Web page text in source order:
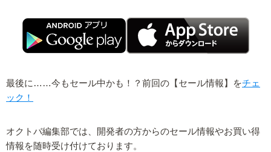
最後に……今もセール中かも！？前回の【セール情報】をチェ
ック！
オクトバ編集部では、開発者の方からのセール情報やお買い得
情報を随時受け付けております。